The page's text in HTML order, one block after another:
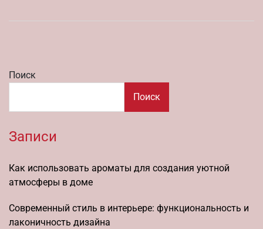
Поиск
Поиск
Записи
Как использовать ароматы для создания уютной
атмосферы в доме
Современный стиль в интерьере: функциональность и
лаконичность дизайна